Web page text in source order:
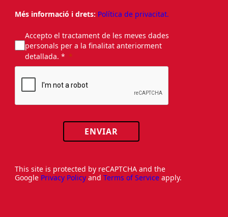
Més informació i drets: Política de privacitat.
Accepto el tractament de les meves dades
personals per a la finalitat anteriorment
detallada. *
ENVIAR
This site is protected by reCAPTCHA and the
Google Privacy Policy and Terms of Service apply.